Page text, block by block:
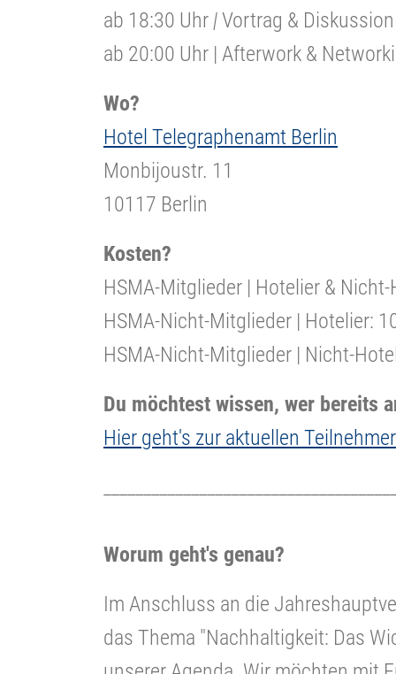
ab 18:30 Uhr |Vortrag & Diskussion
ab 20:00 Uhr | Afterwork &
Wo?
Hotel Telegraphenamt Berlin
Monbijoustr. 11
10117 Berlin
Kosten?
HSMA-Mitglieder | Hotelier &
HSMA-Nicht-Mitglieder | Hotelier:
HSMA-Nicht-Mitglieder | Nicht-
Du möchtest wissen, wer bereits
Hier geht's zur aktuellen
Worum geht's genau?
Im Anschluss an die
das Thema "Nachhaltigkeit: Das